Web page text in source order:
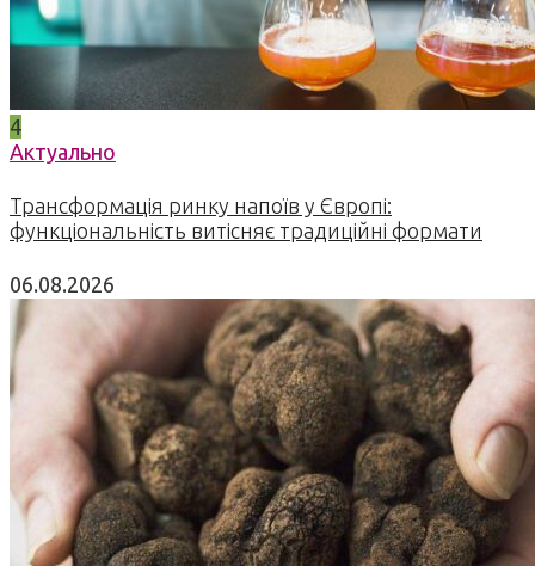
4
Актуально
Трансформація ринку напоїв у Європі:
функціональність витісняє традиційні формати
06.08.2026